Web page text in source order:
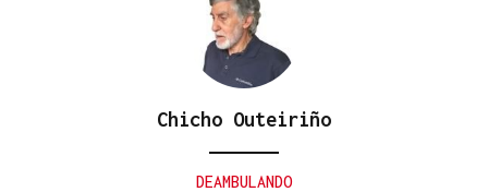
Chicho Outeiriño
DEAMBULANDO